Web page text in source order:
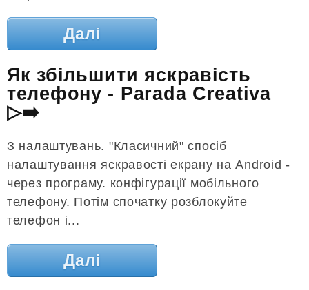
Далі
Як збільшити яскравість
телефону - Parada Creativa
▷➡️
З налаштувань. "Класичний" спосіб
налаштування яскравості екрану на Android -
через програму. конфігурації мобільного
телефону. Потім спочатку розблокуйте
телефон і...
Далі